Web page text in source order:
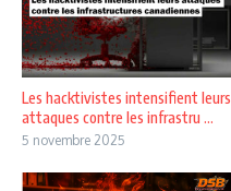
Les hacktivistes intensifient leurs
attaques contre les infrastru ...
5 novembre 2025